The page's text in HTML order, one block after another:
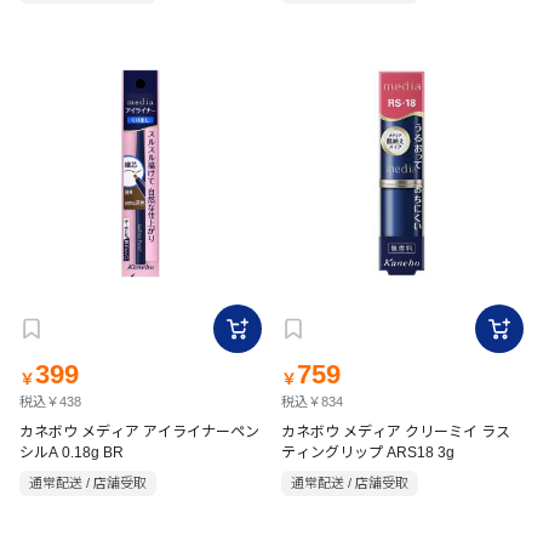
￥399
税込￥438
カネボウ メディア アイライナーペン
シルA 0.18g BR
通常配送 / 店舗受取
￥ 759
税込￥834
カネボウ メディア クリーミイ ラス
ティングリップ ARS18 3g
通常配送 / 店舗受取